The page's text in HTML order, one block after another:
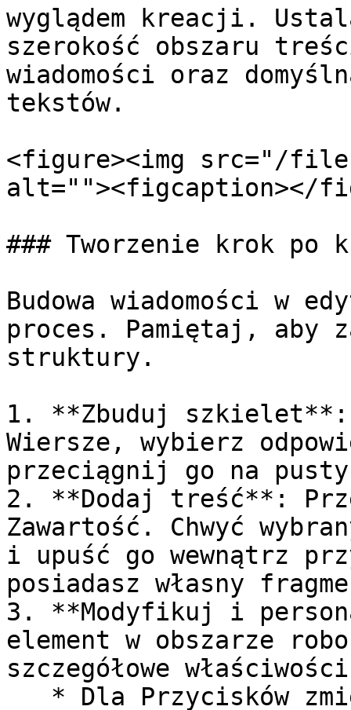
wyglądem kreacji.
szerokość obszaru
wiadomości oraz
tekstów.
<figure><img src="/files/
alt=""><figcaption></
### Tworzenie krok po
Budowa wiadomości w
proces. Pamiętaj, aby
struktury.
1. **Zbuduj szkielet**:
Wiersze, wybierz
przeciągnij go na
2. **Dodaj treść**:
Zawartość. Chwyć
i upuść go wewnątrz
posiadasz własny
3. **Modyfikuj i
element w obszarze
szczegółowe